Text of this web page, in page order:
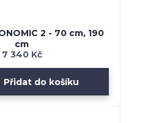
2 - 70 cm, 190
cm
7 340 Kč
Přidat do košíku